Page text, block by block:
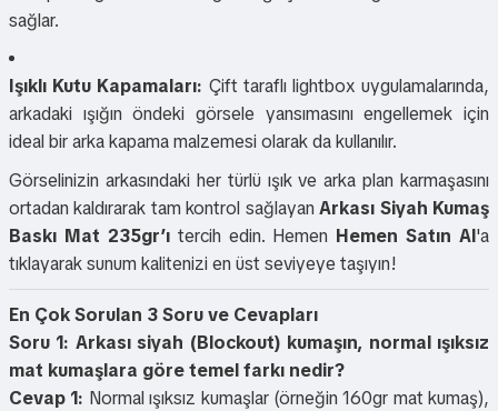
sağlar.
Işıklı Kutu Kapamaları: Çift taraflı lightbox uygulamalarında,
arkadaki ışığın öndeki görsele yansımasını engellemek için
ideal bir arka kapama malzemesi olarak da kullanılır.
Görselinizin arkasındaki her türlü ışık ve arka plan karmaşasını
ortadan kaldırarak tam kontrol sağlayanArkası Siyah Kumaş
Baskı Mat 235gr’ıtercih edin. Hemen Hemen Satın Al'a
tıklayarak sunum kalitenizi en üst seviyeye taşıyın!
En Çok Sorulan 3 Soru ve Cevapları
Soru 1: Arkası siyah (Blockout) kumaşın, normal ışıksız
mat kumaşlara göre temel farkı nedir?
Cevap 1: Normal ışıksız kumaşlar (örneğin 160gr mat kumaş),